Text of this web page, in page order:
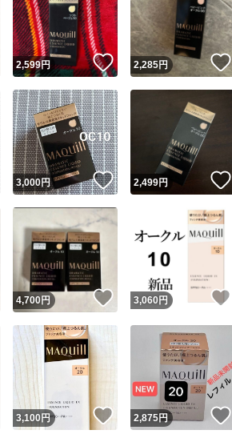
いね！
2,599円 いいね！
2,285円
いね！
3,000円 いいね！
2,499円
いね！
4,700円 いいね！
3,060 円
いいね！
3,100 円 いいね！
2,875円